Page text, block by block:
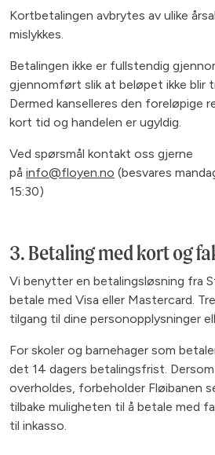
Kortbetalingen avbrytes av ulike
mislykkes.
Betalingen ikke er fullstendig
gjennomført slik at beløpet ikke blir
Dermed kanselleres den foreløpige
kort tid og handelen er ugyldig.
Ved spørsmål kontakt oss gjerne
på info@floyen.no (besvares
15:30)
3. Betaling med kort og
Vi benytter en betalingsløsning fra
betale med Visa eller Mastercard.
tilgang til dine personopplysninger
For skoler og barnehager som
det 14 dagers betalingsfrist.
overholdes, forbeholder Fløibanen
tilbake muligheten til å betale med
til inkasso.